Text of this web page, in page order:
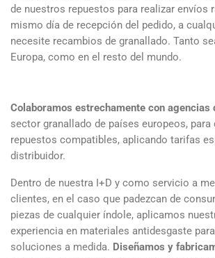
de nuestros repuestos para realizar envíos
mismo día de recepción del pedido, a
necesite recambios de granallado. Tanto
Europa, como en el resto del mundo.
Colaboramos estrechamente con agencias
sector granallado de países europeos,
repuestos compatibles, aplicando tarifas
distribuidor.
Dentro de nuestra I+D y como servicio a
clientes, en el caso que padezcan de
piezas de cualquier índole, aplicamos
experiencia en materiales antidesgaste
soluciones a medida. Diseñamos y